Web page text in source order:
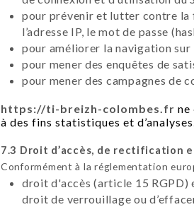
pour prévenir et lutter contre
l’adresse IP, le mot de passe
pour améliorer la navigation sur
pour mener des enquêtes de
pour mener des campagnes de
https://ti-breizh-colombes.fr ne
à des fins statistiques et
7.3 Droit d’accès, de rectification
Conformément à la réglementation
droit d'accès (article 15 RGPD)
droit de verrouillage ou